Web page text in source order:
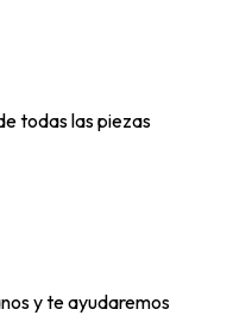
todas las piezas
y te ayudaremos